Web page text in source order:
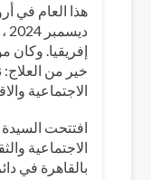
إفريقيا. وكان
خير من العلاج:
الاجتماعية
افتتحت السيدة
الاجتماعية
بالقاهرة في